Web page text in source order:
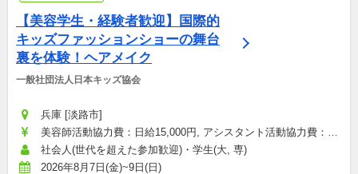
【美容学生・経験者歓迎】国際的
キッズファッションショーの舞台
裏を体験！ヘアメイク
一般社団法人日本キッズ協会
兵庫 [淡路市]
美容師活動協力費：日給15,000円, アシスタント活動協力費：日
給5,000円
社会人(世代を超えた参加歓迎)・学生(大, 専)
2026年8月7日(金)~9日(日)